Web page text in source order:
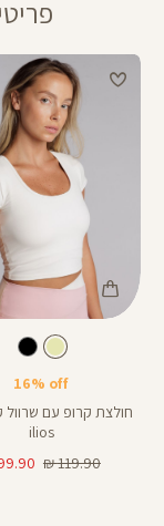
צבע
שמנת
16% off
חולצת קרופ עם
ilios
מחיר
₪
מחיר
119.90 ₪